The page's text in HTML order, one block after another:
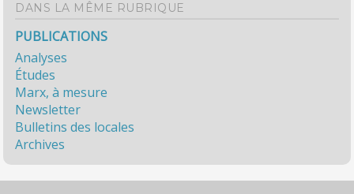
DANS LA MÊME RUBRIQUE
PUBLICATIONS
Analyses
Études
Marx, à mesure
Newsletter
Bulletins des locales
Archives